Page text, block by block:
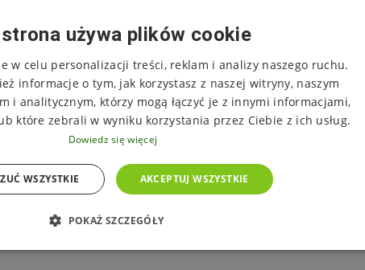
kawa, deser lub wieczorny drink z
barze z kominkiem
Rezerwacje telefoniczne + 420
strona używa plików cookie
w celu personalizacji treści, reklam i analizy naszego ruchu.
informacje o tym, jak korzystasz z naszej witryny, naszym
i analitycznym, którzy mogą łączyć je z innymi informacjami,
które zebrali w wyniku korzystania przez Ciebie z ich usług.
Dowiedz się więcej
AKCEPTUJ WSZYSTKIE
WSZYSTKIE
POKAŻ SZCZEGÓŁY